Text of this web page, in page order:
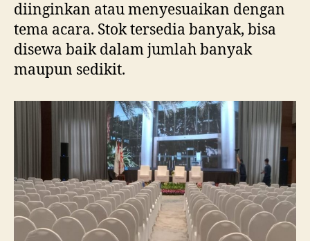
diinginkan atau menyesuaikan dengan
tema acara. Stok tersedia banyak, bisa
disewa baik dalam jumlah banyak
maupun sedikit.